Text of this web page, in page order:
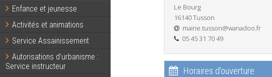
Enfance et jeunesse
Activités et animations
Service Assainissement
Autorisations d’urbanisme :
Service instructeur
Le Bourg
16140 Tusson
mairie.tusson@wanadoo.fr
05 45 31 70 49
Horaires d'ouverture